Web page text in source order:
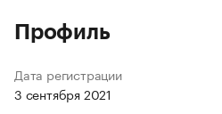
Профиль
Дата регистрации
3 сентября 2021